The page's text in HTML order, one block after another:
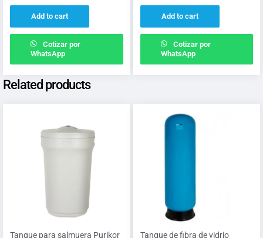
Add to cart
Cotizar por
WhatsApp
Add to cart
Cotizar por
WhatsApp
Related products
Tanque para salmuera Purikor
Tanque de fibra de vidrio